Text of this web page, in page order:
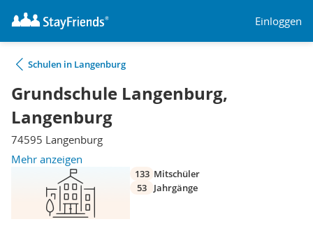
Einloggen
Schulen in Langenburg
Grundschule Langenburg,
Langenburg
74595 Langenburg
Mehr anzeigen
133 Mitschüler
53
Jahrgänge